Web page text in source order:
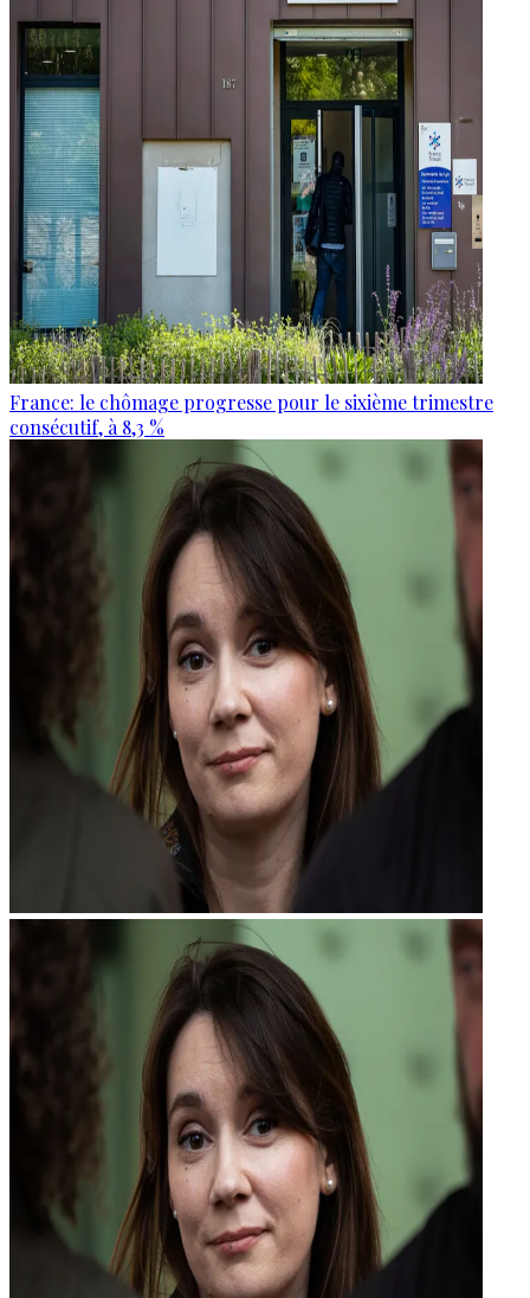
France: le chômage progresse pour le sixième trimestre
consécutif, à 8,3 %